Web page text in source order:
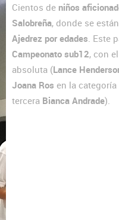
Cientos de niños
Salobreña, donde se
Ajedrez por edades . Este
Campeonato sub12, con
absoluta (Lance
Joana Ros en la
tercera Bianca Andrade).